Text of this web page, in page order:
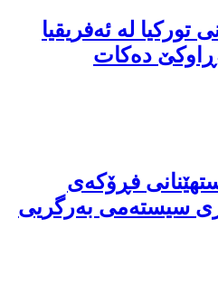
توركیا لە ئەفریقیا
دەكات
فڕۆکەی
سیستەمی بەرگریی